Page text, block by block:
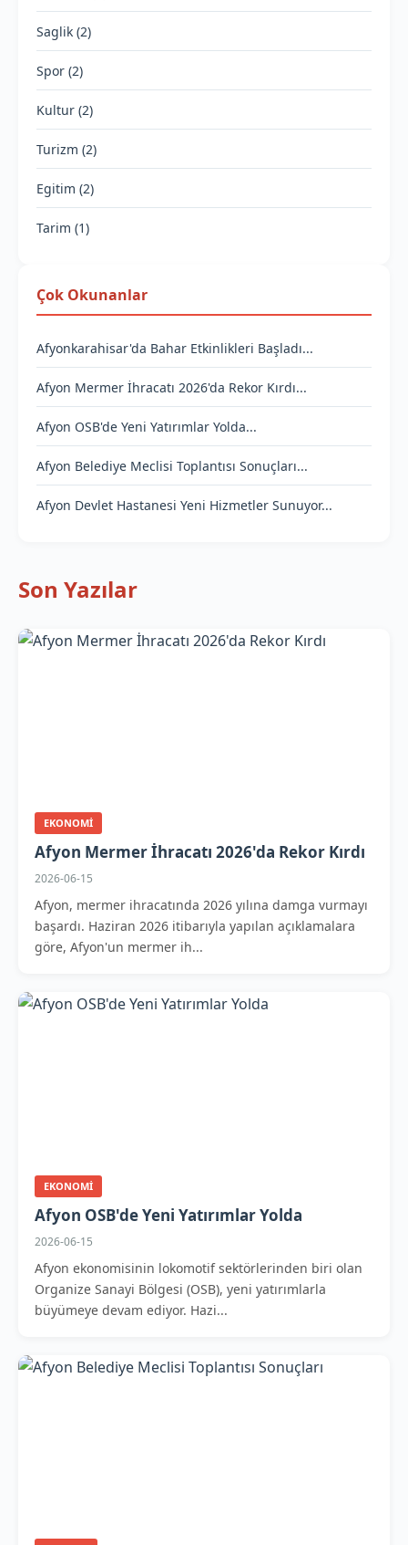
Saglik (2)
Spor (2)
Kultur (2)
Turizm (2)
Egitim (2)
Tarim (1)
Çok Okunanlar
Afyonkarahisar'da Bahar Etkinlikleri Başladı...
Afyon Mermer İhracatı 2026'da Rekor Kırdı...
Afyon OSB'de Yeni Yatırımlar Yolda...
Afyon Belediye Meclisi Toplantısı Sonuçları...
Afyon Devlet Hastanesi Yeni Hizmetler Sunuyor...
Son Yazılar
EKONOMI
Afyon Mermer İhracatı 2026'da Rekor Kırdı
2026-06-15
Afyon, mermer ihracatında 2026 yılına damga vurmayı
başardı. Haziran 2026 itibarıyla yapılan açıklamalara
göre, Afyon'un mermer ih...
EKONOMI
Afyon OSB'de Yeni Yatırımlar Yolda
2026-06-15
Afyon ekonomisinin lokomotif sektörlerinden biri olan
Organize Sanayi Bölgesi (OSB), yeni yatırımlarla
büyümeye devam ediyor. Hazi...